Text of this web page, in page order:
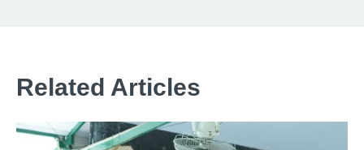
Related Articles